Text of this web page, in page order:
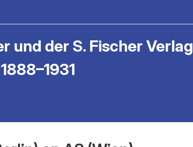
und der S. Fischer Verlag